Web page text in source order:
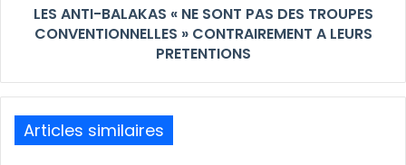
LES ANTI-BALAKAS « NE SONT PAS DES TROUPES
CONVENTIONNELLES » CONTRAIREMENT A LEURS
PRETENTIONS
Articles similaires